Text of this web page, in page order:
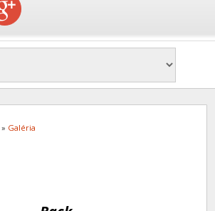
» Galéria